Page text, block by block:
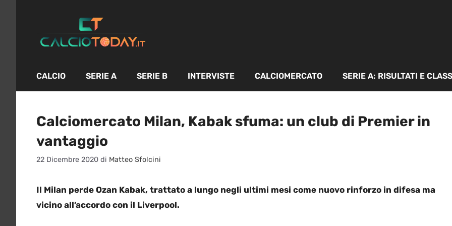
contenuto
CALCIO SERIE A SERIE B INTERVISTE CALCIOMERCATO SERIE A: RISULTATI E
Calciomercato Milan, Kabak sfuma: un club di Premier in
vantaggio
22 Dicembre 2020 di Matteo Sfolcini
Il Milan perde Ozan Kabak, trattato a lungo negli ultimi mesi come nuovo rinforzo in difesa ma
vicino all’accordo con il Liverpool.